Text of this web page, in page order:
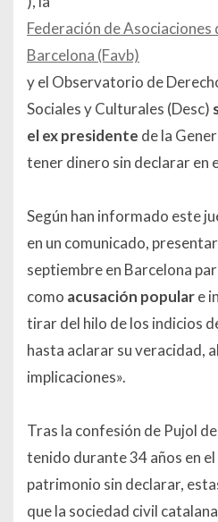
Federación de Asociaciones
Barcelona (Favb)
y el Observatorio de
Sociales y Culturales (Desc)
el ex presidente de la
tener dinero sin declarar en
Según han informado este
en un comunicado,
septiembre en Barcelona
como acusación populare
tirar del hilo de los indicios
hasta aclarar su veracidad,
implicaciones».
Tras la confesión de Pujol
tenido durante 34 años en
patrimonio sin declarar,
que la sociedad civil